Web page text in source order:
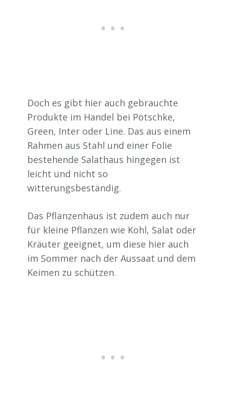
Doch es gibt hier auch gebrauchte
Produkte im Handel bei Pötschke,
Green, Inter oder Line. Das aus einem
Rahmen aus Stahl und einer Folie
bestehende Salathaus hingegen ist
leicht und nicht so
witterungsbeständig.
Das Pflanzenhaus ist zudem auch nur
für kleine Pflanzen wie Kohl, Salat oder
Kräuter geeignet, um diese hier auch
im Sommer nach der Aussaat und dem
Keimen zu schützen.